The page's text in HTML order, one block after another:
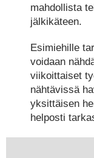
mahdollista
jälkikäteen.
Esimiehille
voidaan
viikoittaiset
nähtävissä
yksittäisen
helposti